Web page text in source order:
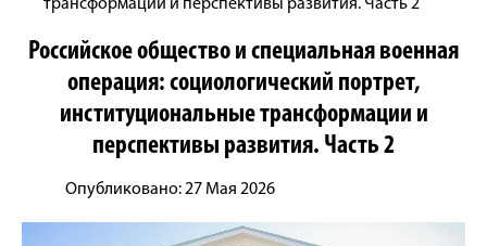
трансформации и перспективы развития. Часть 2
Российское общество и специальная военная
операция: социологический портрет,
институциональные трансформации и
перспективы развития. Часть 2
Опубликовано: 27 Мая 2026